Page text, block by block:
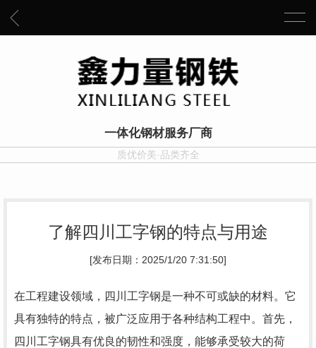
一体化钢材服务厂商
质优价美·品类齐全
了解四川工字钢的特点与用途
[发布日期：2025/1/20 7:31:50]
在工程建设领域，四川工字钢是一种不可或缺的材料。它
具有独特的特点，被广泛应用于各种结构工程中。首先，
四川工字钢具有优良的韧性和强度，能够承受较大的荷